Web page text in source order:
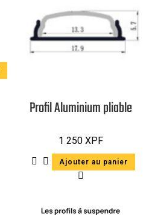
Profil Aluminium pliable
1 250 XPF
Ajouter au panier